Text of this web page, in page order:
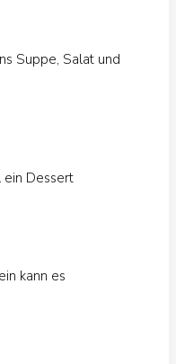
Suppe, Salat und
ein Dessert
kann es